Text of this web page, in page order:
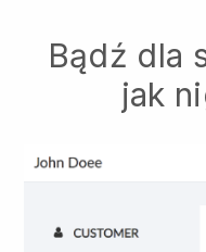
Bądź dla
jak